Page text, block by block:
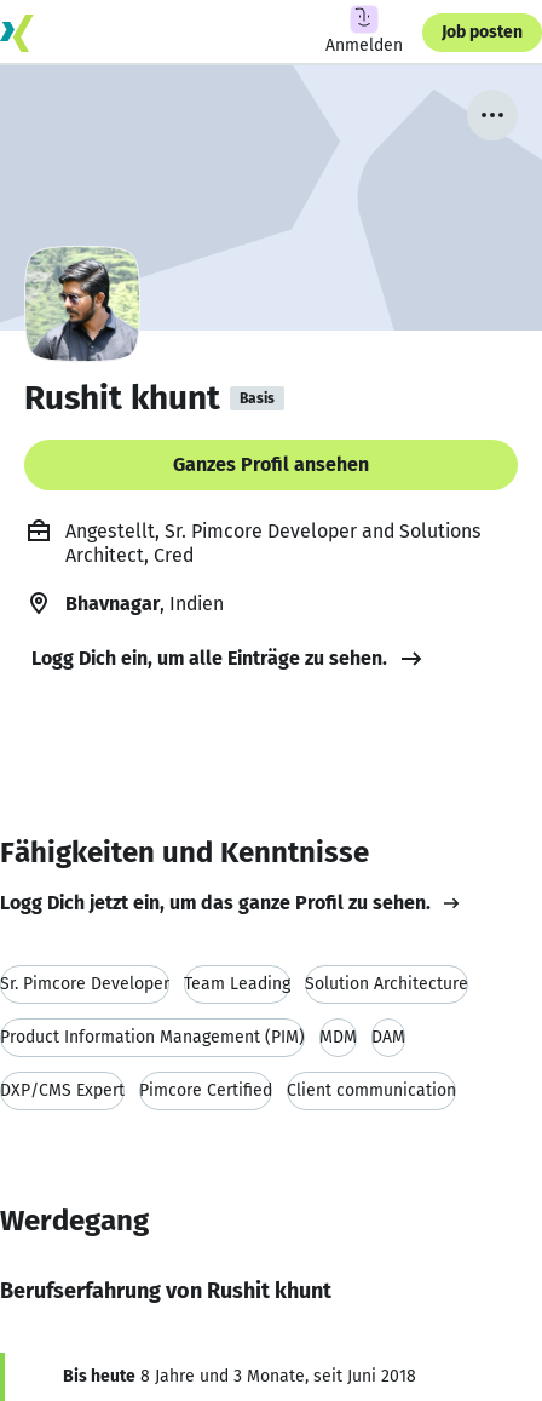
Anmelden
Job posten
Rushit khunt Basis
Ganzes Profil ansehen
Angestellt, Sr. Pimcore Developer and Solutions
Architect, Cred
Bhavnagar, Indien
Logg Dich ein, um alle Einträge zu sehen.
Fähigkeiten und Kenntnisse
Logg Dich jetzt ein, um das ganze Profil zu sehen.
Sr. Pimcore Developer Team Leading Solution Architecture
Product Information Management (PIM) MDM DAM
DXP/CMS Expert Pimcore Certified Client communication
Werdegang
Berufserfahrung von Rushit khunt
Bis heute 8 Jahre und 3 Monate, seit Juni 2018